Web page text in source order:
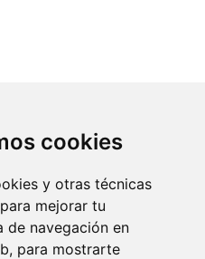
cookies
y otras técnicas
mejorar tu
de navegación en
para mostrarte